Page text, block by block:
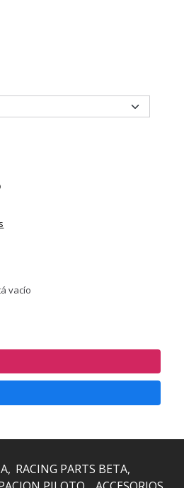
vacío
RACING PARTS BETA